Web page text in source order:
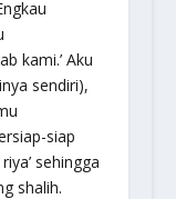
kami.’ Aku
sendiri),
siap
sehingga
shalih.